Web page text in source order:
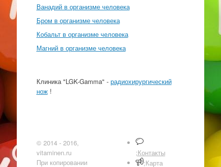
Ванадий в организме человека
Бром в организме человека
Кобальт в организме человека
Магний в организме человека
Клиника "LGK-Gamma" - радиохирургический
нож!
© 2014 - 2016,
vitaminen.ru
При копировании
;Контакты
;Карта